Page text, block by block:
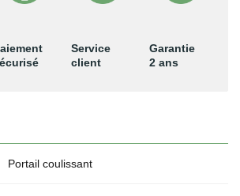
Service
client
Garantie
2 ans
Portail coulissant